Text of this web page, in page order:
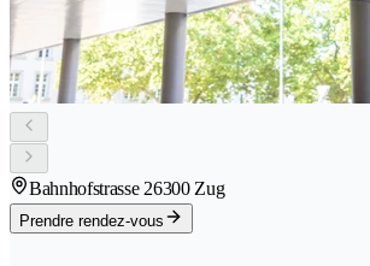
Bahnhofstrasse 26300 Zug
Prendre rendez-vous